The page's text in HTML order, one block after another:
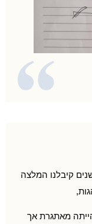
15 לפני כעשר שנים קיבלנו המלצה
הייתה מאתגרת אך